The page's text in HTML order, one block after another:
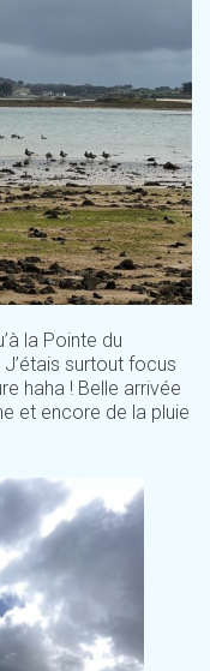
la Pointe du
surtout focus
haha ! Belle arrivée
et encore de la pluie